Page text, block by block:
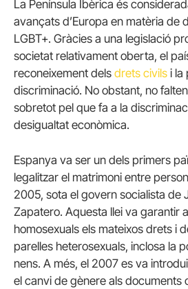
La Península Ibèrica és
avançats d’Europa en matèria de
LGBT+. Gràcies a una legislació
societat relativament oberta, el
reconeixement dels drets civils i la
discriminació. No obstant, no
sobretot pel que fa a la
desigualtat econòmica.
Espanya va ser un dels primers
legalitzar el matrimoni entre
2005, sota el govern socialista de
Zapatero. Aquesta llei va garantir
homosexuals els mateixos drets i
parelles heterosexuals, inclosa la
nens. A més, el 2007 es va
el canvi de gènere als documents